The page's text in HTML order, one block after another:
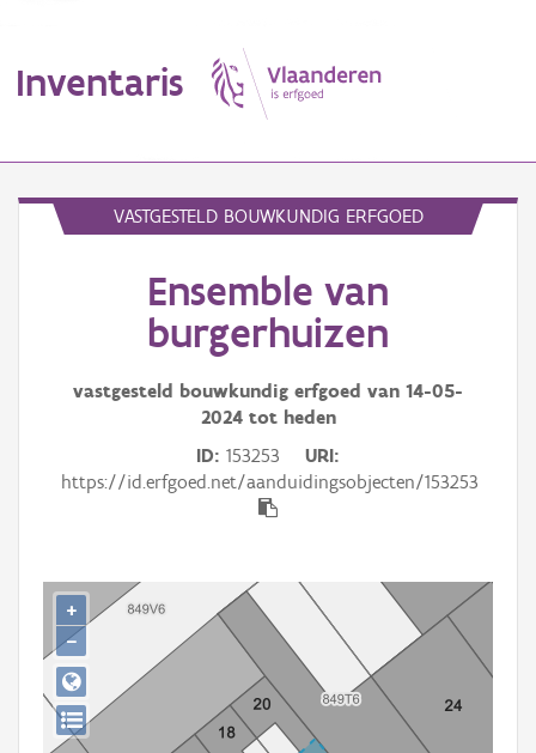
Inventaris
Aanduidingsobject
Waarneming
Gebeurtenis
Downloads
Hergebruik
Aanmelden
VASTGESTELD BOUWKUNDIG ERFGOED
Ensemble van
burgerhuizen
vastgesteld bouwkundig erfgoed van 14-05-
2024tot heden
ID 153253
URI
https://id.erfgoed.net/aanduidingsobjecten/153253
+
−